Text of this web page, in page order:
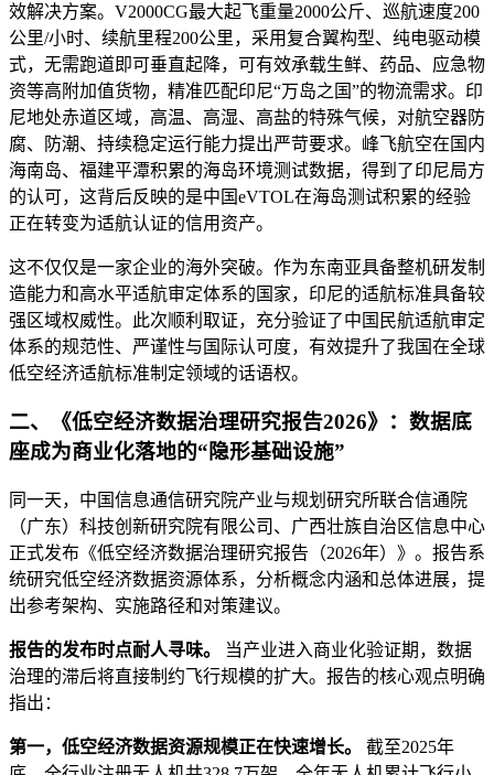
效解决方案。V2000CG最大起飞重量2000公斤、巡航速度200
公里/小时、续航里程200公里，采用复合翼构型、纯电驱动模
式，无需跑道即可垂直起降，可有效承载生鲜、药品、应急物
资等高附加值货物，精准匹配印尼“万岛之国”的物流需求。印
尼地处赤道区域，高温、高湿、高盐的特殊气候，对航空器防
腐、防潮、持续稳定运行能力提出严苛要求。峰飞航空在国内
海南岛、福建平潭积累的海岛环境测试数据，得到了印尼局方
的认可，这背后反映的是中国eVTOL在海岛测试积累的经验
正在转变为适航认证的信用资产。
这不仅仅是一家企业的海外突破。作为东南亚具备整机研发制
造能力和高水平适航审定体系的国家，印尼的适航标准具备较
强区域权威性。此次顺利取证，充分验证了中国民航适航审定
体系的规范性、严谨性与国际认可度，有效提升了我国在全球
低空经济适航标准制定领域的话语权。
二、《低空经济数据治理研究报告2026》：数据底
座成为商业化落地的“隐形基础设施”
同一天，中国信息通信研究院产业与规划研究所联合信通院
（广东）科技创新研究院有限公司、广西壮族自治区信息中心
正式发布《低空经济数据治理研究报告（2026年）》。报告系
统研究低空经济数据资源体系，分析概念内涵和总体进展，提
出参考架构、实施路径和对策建议。
报告的发布时点耐人寻味。
当产业进入商业化验证期，数据
治理的滞后将直接制约飞行规模的扩大。报告的核心观点明确
指出：
第一，低空经济数据资源规模正在快速增长。
截至2025年